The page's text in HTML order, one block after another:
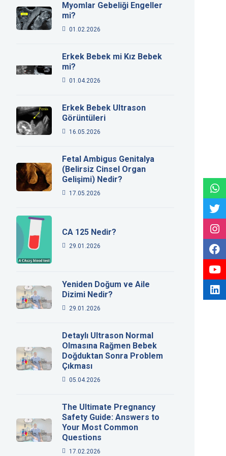
Myomlar Gebeliği Engeller
mi?
01.02.2026
Erkek Bebek mi Kız Bebek
mi?
01.04.2026
Erkek Bebek Ultrason
Görüntüleri
16.05.2026
Fetal Ambigus Genitalya
(Belirsiz Cinsel Organ
Gelişimi) Nedir?
17.05.2026
CA 125 Nedir?
29.01.2026
Yeniden Doğum ve Aile
Dizimi Nedir?
29.01.2026
Detaylı Ultrason Normal
Olmasına Rağmen Bebek
Doğduktan Sonra Problem
Çıkması
05.04.2026
The Ultimate Pregnancy
Safety Guide: Answers to
Your Most Common
Questions
17.02.2026